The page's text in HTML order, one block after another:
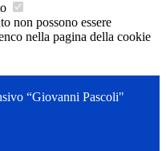
non possono essere
nella pagina della cookie
“Giovanni Pascoli"